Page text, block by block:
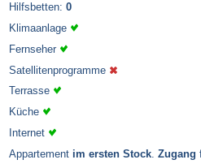
Hilfsbetten: 0
Klimaanlage
Fernseher
Satellitenprogramme
Terrasse
Küche
Internet
Appartement im ersten Stock Zugang